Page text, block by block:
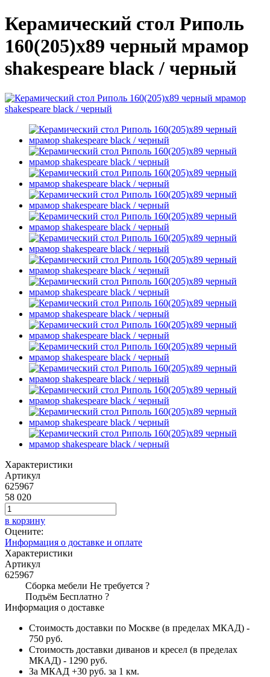
Керамический стол Риполь
160(205)х89 черный мрамор
shakespeare black / черный
Характеристики
Артикул
625967
58 020
в корзину
Оцените:
Информация о доставке и оплате
Характеристики
Артикул
625967
Сборка мебели Не требуется ?
Подъём Бесплатно ?
Информация о доставке
Стоимость доставки по Москве (в пределах МКАД) -
750 руб.
Стоимость доставки диванов и кресел (в пределах
МКАД) - 1290 руб.
За МКАД +30 руб. за 1 км.